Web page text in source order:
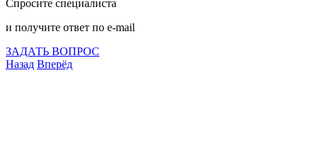
Спросите специалиста
и получите ответ по e-mail
ЗАДАТЬ ВОПРОС
Назад Вперёд